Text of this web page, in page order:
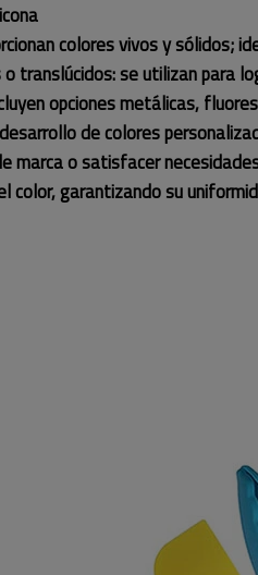
colores vivos y sólidos;
translúcidos: se utilizan para
opciones metálicas,
de colores
marca o satisfacer
color, garantizando su